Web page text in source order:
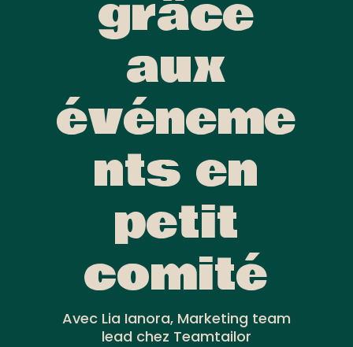
grâce
aux
événeme
nts en
petit
comité
Avec Lia Ianora, Marketing team
lead chez Teamtailor